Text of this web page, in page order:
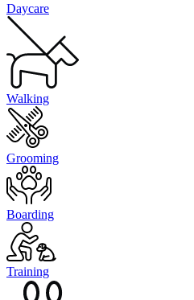
Daycare
Walking
Grooming
Boarding
Training